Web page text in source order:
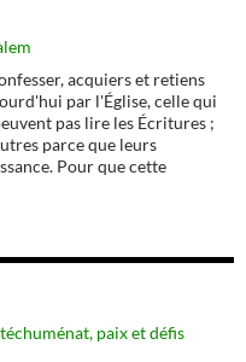
acquiers et retiens
par l'Église, celle qui
pas lire les Écritures ;
parce que leurs
Pour que cette
paix et défis